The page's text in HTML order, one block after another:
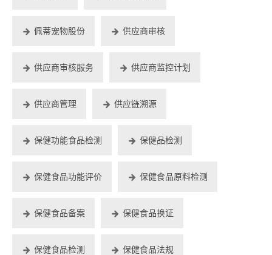
佩蒂宠物股份 供应商审核
供应商审核服务 供应商监控计划
供应商管理 供应链溯源
保健功能食品检测 保健品检测
保健食品功能评价 保健食品原料检测
保健食品备案 保健食品换证
保健食品检测 保健食品法规